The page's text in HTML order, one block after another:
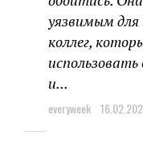
уязвимым для
коллег,
использовать
и...
everyweek